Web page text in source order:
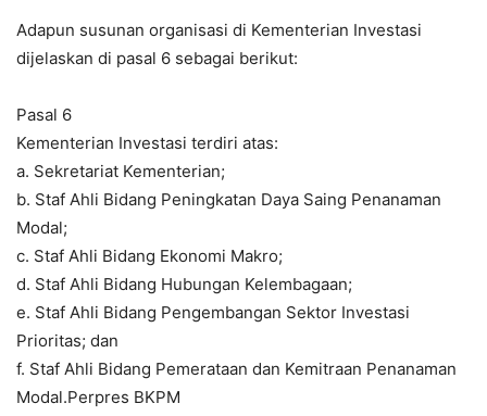
Adapun susunan organisasi di Kementerian Investasi
dijelaskan di pasal 6 sebagai berikut:
Pasal 6
Kementerian Investasi terdiri atas:
a. Sekretariat Kementerian;
b. Staf Ahli Bidang Peningkatan Daya Saing Penanaman
Modal;
c. Staf Ahli Bidang Ekonomi Makro;
d. Staf Ahli Bidang Hubungan Kelembagaan;
e. Staf Ahli Bidang Pengembangan Sektor Investasi
Prioritas; dan
f. Staf Ahli Bidang Pemerataan dan Kemitraan Penanaman
Modal.Perpres BKPM